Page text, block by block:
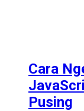
Cara
Pusing